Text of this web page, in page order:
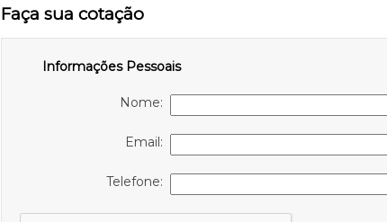
Faça sua cotação
Informações Pessoais
Nome:
Email:
Telefone: